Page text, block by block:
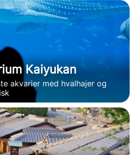
Kaiyukan
akvarier med hvalhajer og